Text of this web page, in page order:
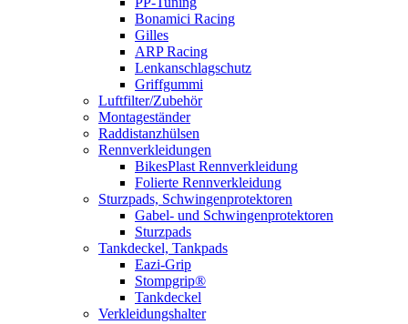
Bonamici Racing
Gilles
ARP Racing
Lenkanschlagschutz
Griffgummi
Luftfilter/Zubehör
Montageständer
Raddistanzhülsen
Rennverkleidungen
BikesPlast Rennverkleidung
Folierte Rennverkleidung
Sturzpads, Schwingenprotektoren
Gabel- und Schwingenprotektoren
Sturzpads
Tankdeckel, Tankpads
Eazi-Grip
Stompgrip®
Tankdeckel
Verkleidungshalter